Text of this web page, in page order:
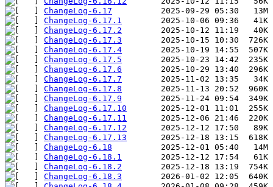
ChangeLog-6.17
ChangeLog-6.17.1
ChangeLog-6.17.2
ChangeLog-6.17.3
ChangeLog-6.17.4
ChangeLog-6.17.5
ChangeLog-6.17.6
ChangeLog-6.17.7
ChangeLog-6.17.8
ChangeLog-6.17.9
ChangeLog-6.17.10
ChangeLog-6.17.11
ChangeLog-6.17.12
ChangeLog-6.17.13
ChangeLog-6.18
ChangeLog-6.18.1
ChangeLog-6.18.2
ChangeLog-6.18.3